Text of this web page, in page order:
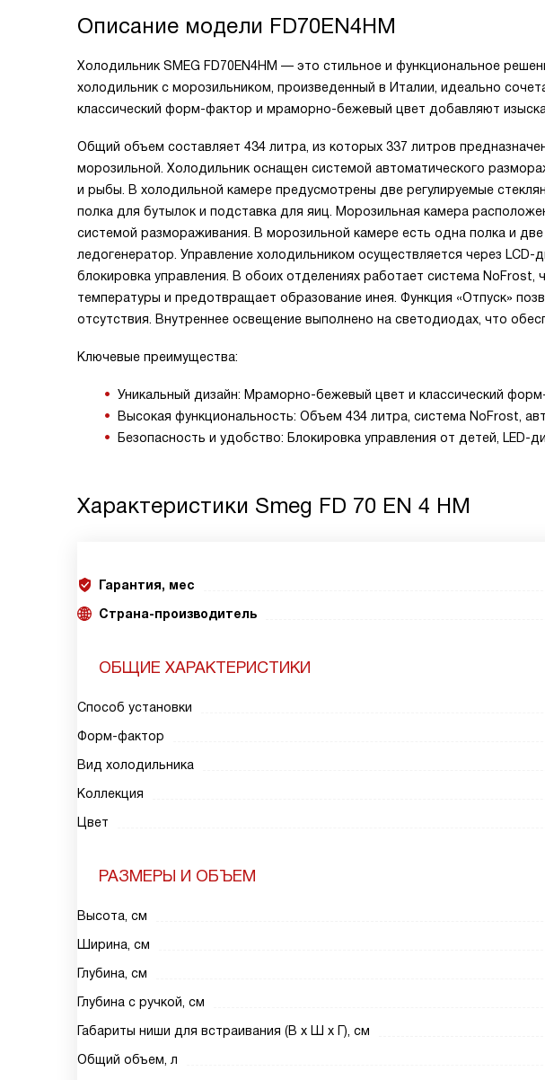
Описание модели FD70EN4HM
Холодильник SMEG FD70EN4HM — это стильное и функциональное
холодильник с морозильником, произведенный в Италии, идеально
классический форм-фактор и мраморно-бежевый цвет добавляют
Общий объем составляет 434 литра, из которых 337 литров
морозильной. Холодильник оснащен системой автоматического
и рыбы. В холодильной камере предусмотрены две регулируемые
полка для бутылок и подставка для яиц. Морозильная камера
системой размораживания. В морозильной камере есть одна полка и
ледогенератор. Управление холодильником осуществляется через
блокировка управления. В обоих отделениях работает система
температуры и предотвращает образование инея. Функция «Отпуск»
отсутствия. Внутреннее освещение выполнено на светодиодах, что
Ключевые преимущества:
Уникальный дизайн: Мраморно-бежевый цвет и классический
Высокая функциональность: Объем 434 литра, система NoFrost,
Безопасность и удобство: Блокировка управления от детей, LED-
Характеристики Smeg FD 70 EN 4 HM
Гарантия, мес
Страна-производитель
ОБЩИЕ ХАРАКТЕРИСТИКИ
Способ установки
Форм-фактор
Вид холодильника
Коллекция
Цвет
РАЗМЕРЫ И ОБЪЕМ
Высота, см
Ширина, см
Глубина, см
Глубина с ручкой, см
Габариты ниши для встраивания (В х Ш х Г), см
Общий объем, л